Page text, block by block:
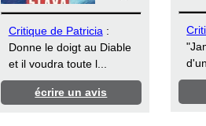
Critique de Patricia :
Donne le doigt au Diable
et il voudra toute l...
écrire un avis